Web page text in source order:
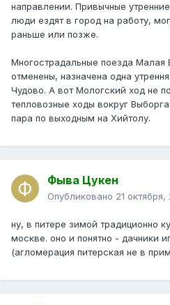
направлении. Привычные
люди ездят в город на работу,
раньше или позже.
Многострадальные поезда
отменены, назначена одна
Чудово. А вот Мологский ход не
тепловозные ходы вокруг
пара по выходным на Хийтолу.
Фыва Цукен
Опубликовано 21 октября,
ну, в питере зимой традиционно
москве. оно и понятно - дачники
(агломерация питерская не в